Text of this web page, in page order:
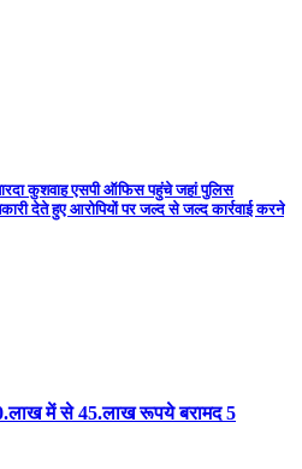
कुशवाह एसपी ऑफिस पहुंचे जहां पुलिस
देते हुए आरोपियों पर जल्द से जल्द कार्रवाई करने
में से 45.लाख रूपये बरामद 5